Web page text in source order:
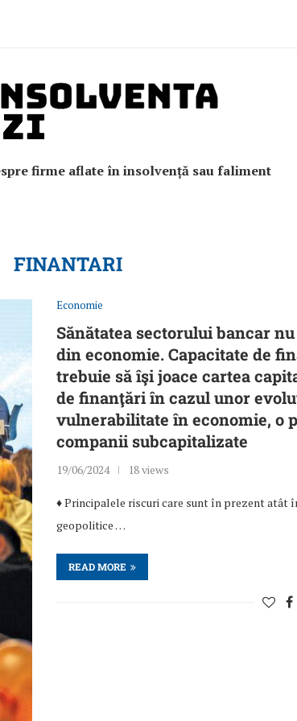
firme aflate în insolvență sau faliment
FINANTARI
Economie
Sănătatea sectorului bancar
din economie. Capacitate de
trebuie să îşi joace cartea
de finanţări în cazul unor
vulnerabilitate în economie, o
companii subcapitalizate
19/06/2024 18 views
♦ Principalele riscuri care sunt în prezent atât
geopolitice …
READ MORE